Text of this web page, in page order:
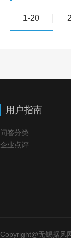
1-20
用户指南
问答分类
企业点评
Copyright@无锡据风